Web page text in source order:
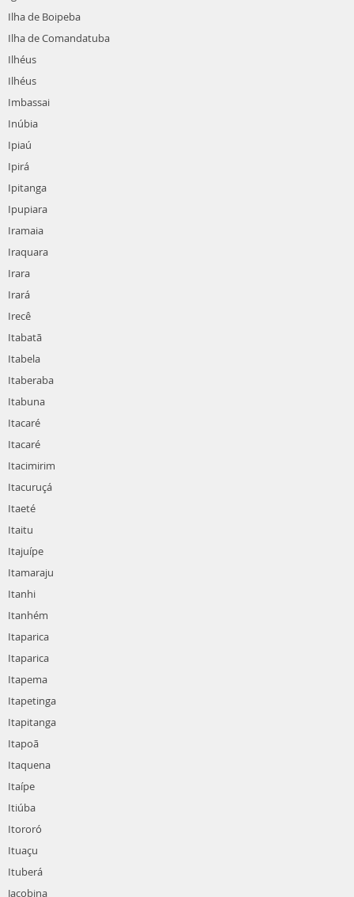
Ilha de Boipeba
Ilha de Comandatuba
Ilhéus
Ilhéus
Imbassai
Inúbia
Ipiaú
Ipirá
Ipitanga
Ipupiara
Iramaia
Iraquara
Irara
Irará
Irecê
Itabatã
Itabela
Itaberaba
Itabuna
Itacaré
Itacaré
Itacimirim
Itacuruçá
Itaeté
Itaitu
Itajuípe
Itamaraju
Itanhi
Itanhém
Itaparica
Itaparica
Itapema
Itapetinga
Itapitanga
Itapoã
Itaquena
Itaípe
Itiúba
Itororó
Ituaçu
Ituberá
Jacobina